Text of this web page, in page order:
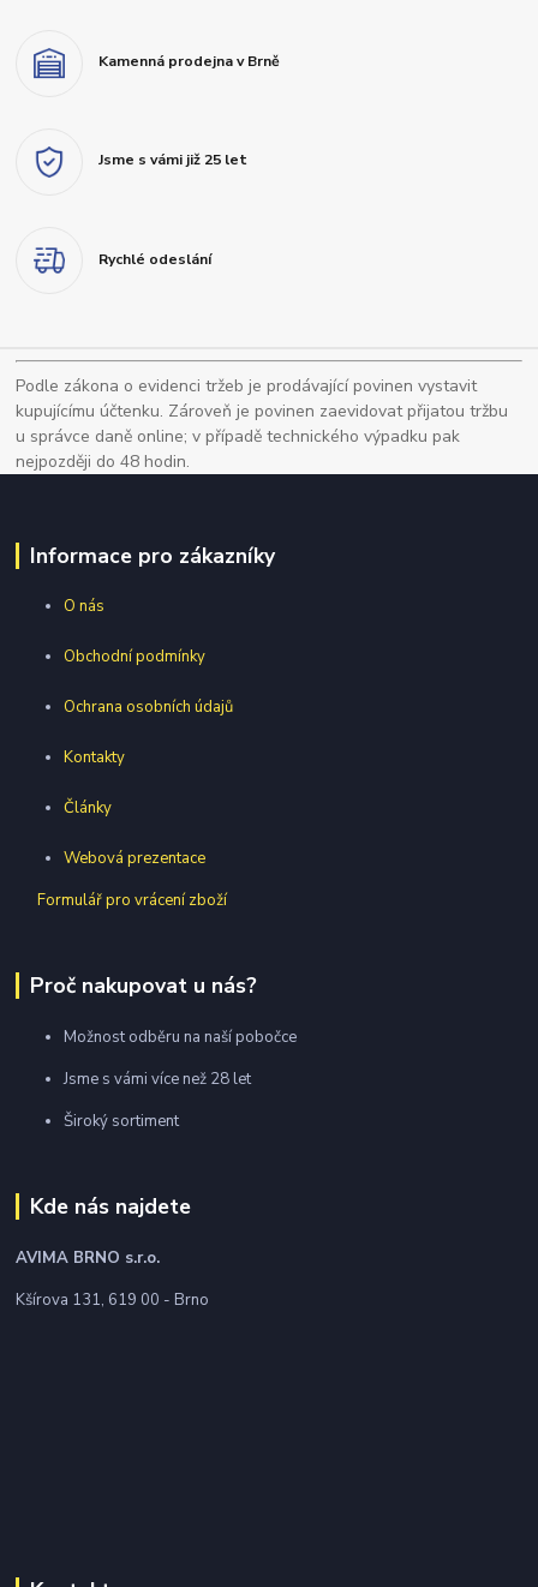
Kamenná prodejna v Brně
Jsme s vámi již 25 let
Rychlé odeslání
Podle zákona o evidenci tržeb je prodávající povinen vystavit
kupujícímu účtenku. Zároveň je povinen zaevidovat přijatou tržbu
u správce daně online; v případě technického výpadku pak
nejpozději do 48 hodin.
Informace pro zákazníky
O nás
Obchodní podmínky
Ochrana osobních údajů
Kontakty
Články
Webová prezentace
Formulář pro vrácení zboží
Proč nakupovat u nás?
Možnost odběru na naší pobočce
Jsme s vámi více než 28 let
Široký sortiment
Kde nás najdete
AVIMA BRNO s.r.o.
Kšírova 131, 619 00 - Brno